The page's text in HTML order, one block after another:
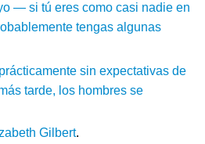
— si tú eres como casi nadie en
tengas algunas
sin expectativas de
tarde, los hombres se
Gilbert.